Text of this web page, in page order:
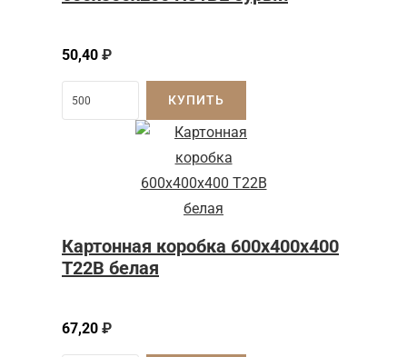
50,40 ₽
КУПИТЬ
Картонная коробка 600x400x400
Т22B белая
67,20 ₽